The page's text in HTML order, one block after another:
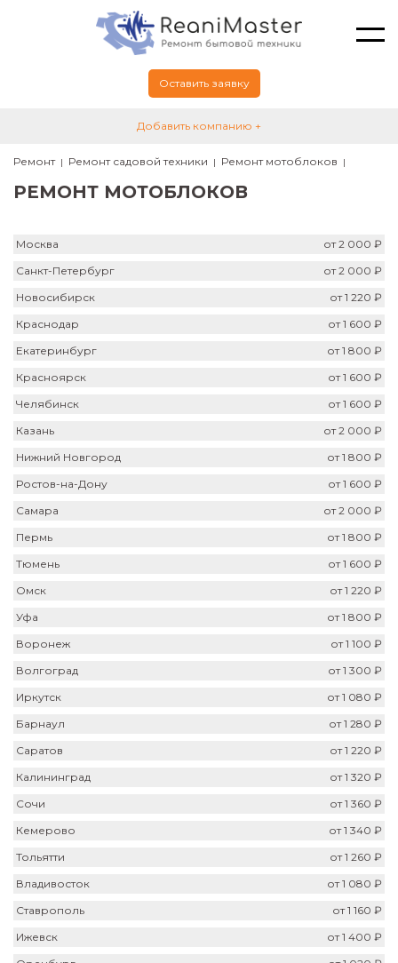
Оставить заявку
Добавить компанию +
Ремонт Ремонт садовой техники Ремонт мотоблоков
РЕМОНТ МОТОБЛОКОВ
Москва
от 2 000 ₽
Санкт-Петербург
от 2 000 ₽
Новосибирск
от 1 220 ₽
Краснодар
от 1 600 ₽
Екатеринбург
от 1 800 ₽
Красноярск
от 1 600 ₽
Челябинск
от 1 600 ₽
Казань
от 2 000 ₽
Нижний Новгород
от 1 800 ₽
Ростов-на-Дону
от 1 600 ₽
Самара
от 2 000 ₽
Пермь
от 1 800 ₽
Тюмень
от 1 600 ₽
Омск
от 1 220 ₽
Уфа
от 1 800 ₽
Воронеж
от 1 100 ₽
Волгоград
от 1 300 ₽
Иркутск
от 1 080 ₽
Барнаул
от 1 280 ₽
Саратов
от 1 220 ₽
Калининград
от 1 320 ₽
Сочи
от 1 360 ₽
Кемерово
от 1 340 ₽
Тольятти
от 1 260 ₽
Владивосток
от 1 080 ₽
Ставрополь
от 1 160 ₽
Ижевск
от 1 400 ₽